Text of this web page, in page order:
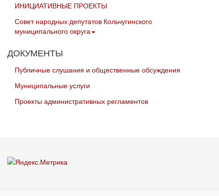
ИНИЦИАТИВНЫЕ ПРОЕКТЫ
Совет народных депутатов Кольчугинского
муниципального округа
ДОКУМЕНТЫ
Публичные слушания и общественные обсуждения
Муниципальные услуги
Проекты административных регламентов